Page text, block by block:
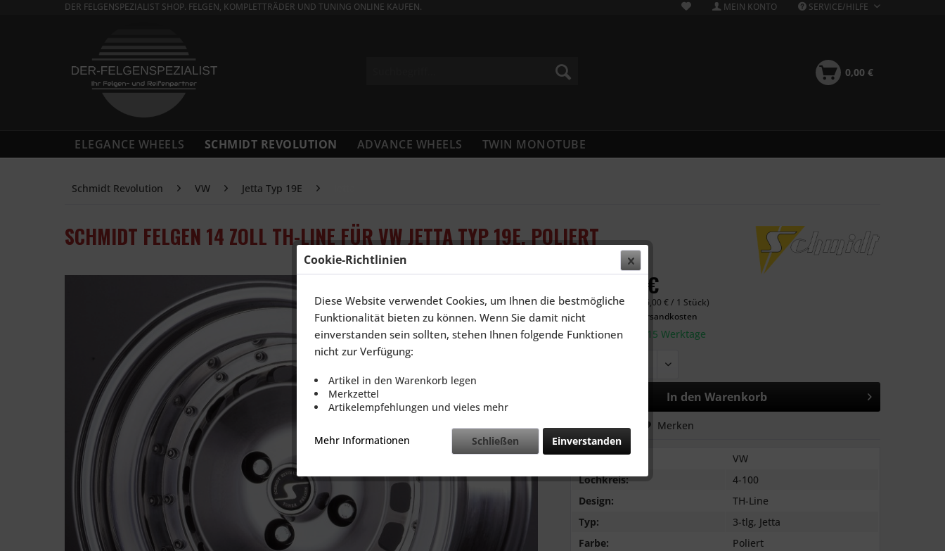
DER FELGENSPEZIALIST SHOP. FELGEN, KOMPLETTRÄDER UND TUNING ONLINE KAUFEN. MEIN KONTO SERVICE/HILFE
0,00 €
ELEGANCE WHEELS SCHMIDT REVOLUTION ADVANCE WHEELS TWIN MONOTUBE
Schmidt Revolution VW Jetta Typ 19E
SCHMIDT FELGEN 14 ZOLL TH-LINE FÜR VW JETTA TYP 19E, POLIERT
2.264,00 €
Inhalt:4 Stück (566,00 € / 1 Stück)
inkl. MwSt.
zzgl. Versandkosten
Lieferzeit: 10-15 Werktage
In den Warenkorb
Vergleichen Merken
Marke:
VW
Lochkreis:
4-100
Design:
TH-Line
Typ:
3-tlg, Jetta
Farbe:
Poliert
Cookie-Richtlinien
Diese Website verwendet Cookies, um Ihnen die bestmögliche
Funktionalität bieten zu können. Wenn Sie damit nicht
einverstanden sein sollten, stehen Ihnen folgende Funktionen
nicht zur Verfügung:
Artikel in den Warenkorb legen
Merkzettel
Artikelempfehlungen und vieles mehr
Mehr Informationen Einverstanden
Schließen